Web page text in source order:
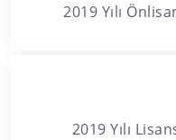
2019 Yılı
2019 Yılı